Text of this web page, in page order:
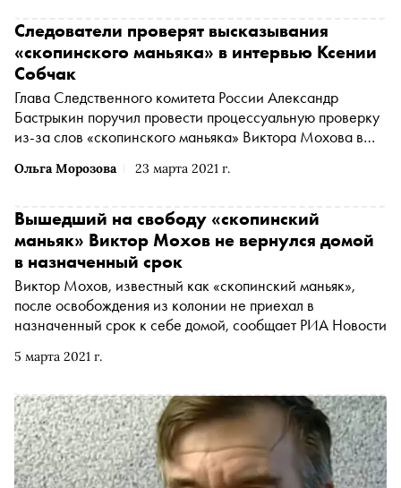
Собчак. Об этом «Открытым медиа» рассказал
представитель Степановой
Ольга Морозова 23 марта 2021 г.
Следователи проверят высказывания
«скопинского маньяка» в интервью Ксении
Собчак
Глава Следственного комитета России Александр
Бастрыкин поручил провести процессуальную проверку
из-за слов «скопинского маньяка» Виктора Мохова в
сообщается на сайте ведомства
5 марта 2021 г.
Вышедший на свободу «скопинский
маньяк» Виктор Мохов не вернулся домой
в назначенный срок
Виктор Мохов, известный как «скопинский маньяк»,
после освобождения из колонии не приехал в
назначенный срок к себе домой, сообщает РИА Новости